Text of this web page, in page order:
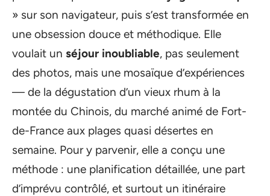
» sur son navigateur, puis s’est transformée en
une obsession douce et méthodique. Elle
voulait un séjour inoubliable, pas seulement
des photos, mais une mosaïque d’expériences
— de la dégustation d’un vieux rhum à la
montée du Chinois, du marché animé de Fort-
de-France aux plages quasi désertes en
semaine. Pour y parvenir, elle a conçu une
méthode : une planification détaillée, une part
d’imprévu contrôlé, et surtout un itinéraire